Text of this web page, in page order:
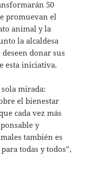
50
promuevan el
animal y la
la alcaldesa
donar sus
esta iniciativa.
mirada:
el bienestar
cada vez más
y
también es
todas y todos”,